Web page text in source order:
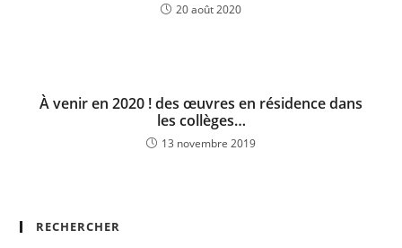
20 août 2020
À venir en 2020 ! des œuvres en résidence dans
les collèges…
13 novembre 2019
RECHERCHER